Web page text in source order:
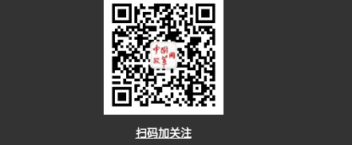
扫码加关注